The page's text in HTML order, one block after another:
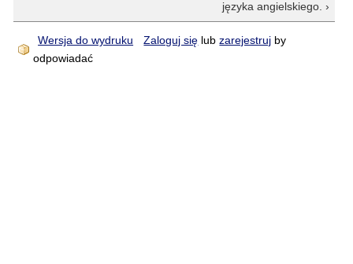
języka angielskiego. ›
Wersja do wydruku Zaloguj się lubzarejestruj by
odpowiadać